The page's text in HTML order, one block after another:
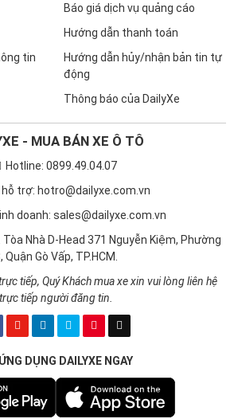
tin
Báo giá dịch vụ quảng cáo
Hướng dẫn thanh toán
Hướng dẫn hủy/nhận bản tin tự
động
Thông báo của DailyXe
- MUA BÁN XE Ô TÔ
Hotline: 0899.49.04.07
hỗ trợ: hotro@dailyxe.com.vn
doanh: sales@dailyxe.com.vn
Nhà D-Head 371 Nguyễn Kiệm, Phường
Quận Gò Vấp, TP.HCM.
tiếp, Quý Khách mua xe xin vui lòng liên hệ
trực tiếp người đăng tin.
DỤNG DAILYXE NGAY